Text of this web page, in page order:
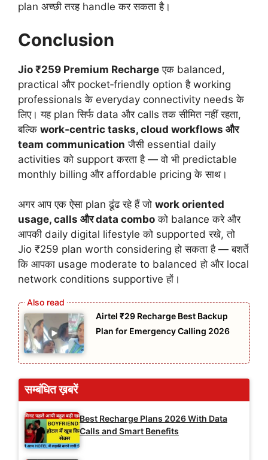
plan अच्छी तरह handle कर सकता है।
Conclusion
Jio ₹259 Premium Recharge एक balanced,
practical और pocket‑friendly option है working
professionals के everyday connectivity needs के
लिए। यह plan सिर्फ data और calls तक सीमित नहीं रहता,
बल्कि work‑centric tasks, cloud workflows और
team communication जैसी essential daily
activities को support करता है — वो भी predictable
monthly billing और affordable pricing के साथ।
अगर आप एक ऐसा plan ढूंढ रहे हैं जो work oriented
usage, calls और data combo को balance करे और
आपकी daily digital lifestyle को supported रखे, तो
Jio ₹259 plan worth considering हो सकता है — बशर्ते
कि आपका usage moderate to balanced हो और local
network conditions supportive हों।
Airtel ₹29 Recharge Best Backup
Plan for Emergency Calling 2026
सम्बंधित ख़बरें
Best Recharge Plans 2026 With Data
Calls and Smart Benefits